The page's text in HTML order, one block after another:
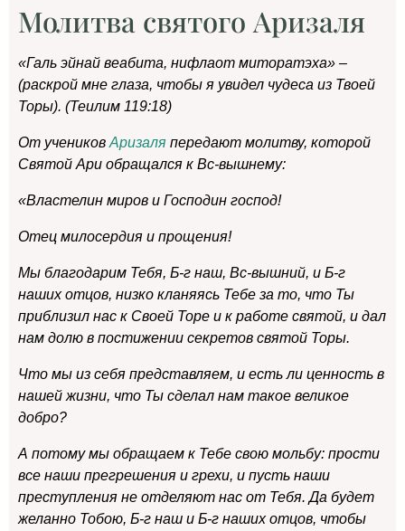
Молитва святого Аризаля
«Галь эйнай веабита, нифлаот миторатэха» –
(раскрой мне глаза, чтобы я увидел чудеса из Твоей
Торы). (Теилим 119:18)
От учеников Аризаля передают молитву, которой
Святой Ари обращался к Вс-вышнему:
«Властелин миров и Господин господ!
Отец милосердия и прощения!
Мы благодарим Тебя, Б-г наш, Вс-вышний, и Б-г
наших отцов, низко кланяясь Тебе за то, что Ты
приблизил нас к Своей Торе и к работе святой, и дал
нам долю в постижении секретов святой Торы.
Что мы из себя представляем, и есть ли ценность в
нашей жизни, что Ты сделал нам такое великое
добро?
А потому мы обращаем к Тебе свою мольбу: прости
все наши прегрешения и грехи, и пусть наши
преступления не отделяют нас от Тебя. Да будет
желанно Тобою, Б-г наш и Б-г наших отцов, чтобы